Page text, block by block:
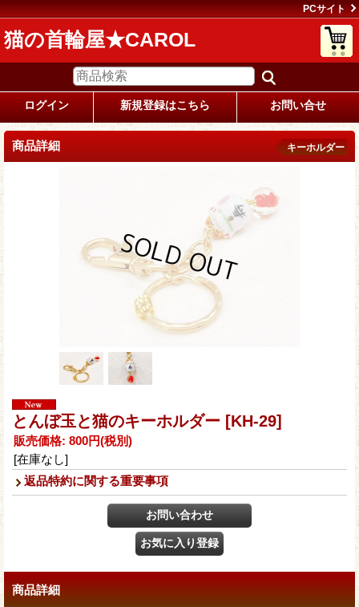
PCサイト
猫の首輪屋★CAROL
ログイン 新規登録はこちら お問い合せ
商品詳細 キーホルダー
とんぼ玉と猫のキーホルダー [KH-29]
販売価格: 800円(税別)
[在庫なし]
返品特約に関する重要事項
商品詳細